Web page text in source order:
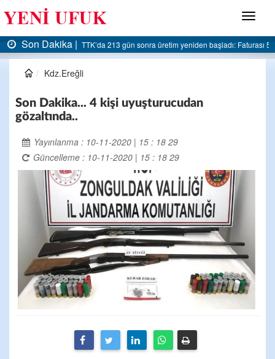
Menü
gün sonra üretim yeniden başladı: Faturası 5 milyar liraya dayandı
Son Dakika |AK Parti Ereğli
Kdz.Ereğli
Son Dakika... 4 kişi uyuşturucudan
gözaltında..
Yayınlanma : 10-11-2020 | 15 : 18 29
Güncelleme : 10-11-2020 | 15 : 18 29